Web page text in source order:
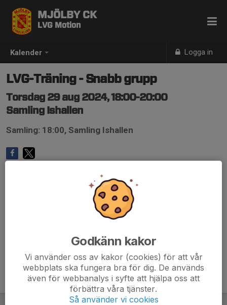
Kalender Logga in
MJÖLBY CK
LVG Motion
LVG-Träning - Snabb grupp
Torsdag 29 aug 2024, 18:00-20:00
Samling Ishallen
Samling: 18:00, Samling Ishallen
Godkänn kakor
Vi använder oss av kakor (cookies) för att vår
webbplats ska fungera bra för dig. De används
även för webbanalys i syfte att hjälpa oss att
förbättra våra tjänster.
Så använder vi cookies